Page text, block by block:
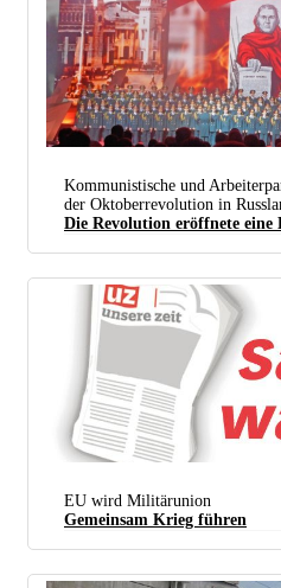
Theaterrevue Mit Szenen Aus Der
Pohl)
Kommunistische und
der Oktoberrevolution in
Die Revolution eröffnete eine
EU wird Militärunion
Gemeinsam Krieg führen